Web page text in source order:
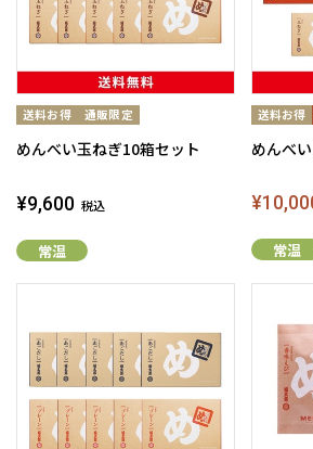
めんべい玉ねぎ10箱セット
¥9,600 税込
常温
めんべ
常温